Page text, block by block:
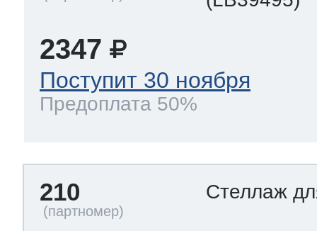
2347
Поступит 30 ноября
Предоплата 50%
210 Стеллаж